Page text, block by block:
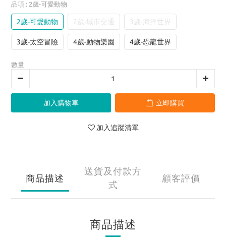
品項 : 2歲-可愛動物
2歲-可愛動物 2歲-城市交通 3歲-海洋世界
3歲-太空冒險 4歲-動物樂園 4歲-恐龍世界
數量
加入購物車 立即購買
加入追蹤清單
商品描述
送貨及付款方
式
顧客評價
商品描述